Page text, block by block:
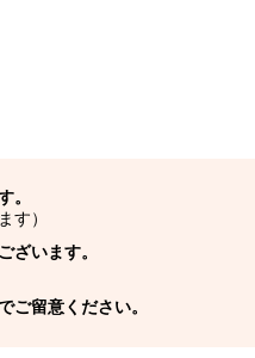
。
す）
ざいます。
ご留意ください。